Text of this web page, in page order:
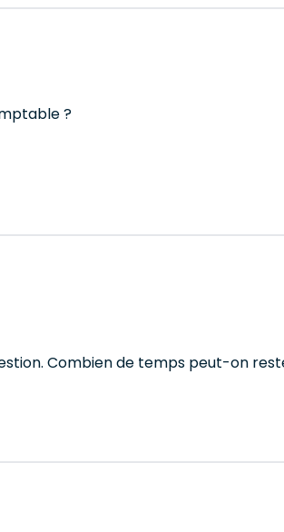
?
Combien de temps peut-on